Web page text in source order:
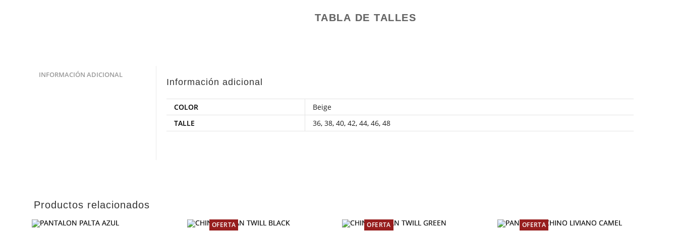
TABLA DE TALLES
INFORMACIÓN ADICIONAL
Información adicional
COLOR
Beige
TALLE
36,38,40,42,44,46,48
Productos relacionados
OFERTA OFERTA OFERTA